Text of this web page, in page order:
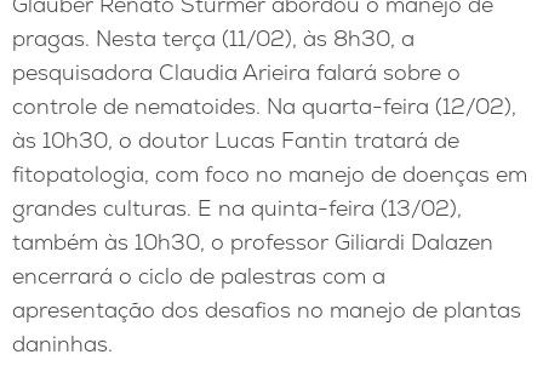
pragas. Nesta terça (11/02), às 8h30, a
pesquisadora Claudia Arieira falará sobre o
controle de nematoides. Na quarta-feira (12/02),
às 10h30, o doutor Lucas Fantin tratará de
fitopatologia, com foco no manejo de doenças em
grandes culturas. E na quinta-feira (13/02),
também às 10h30, o professor Giliardi Dalazen
encerrará o ciclo de palestras com a
apresentação dos desafios no manejo de plantas
daninhas.